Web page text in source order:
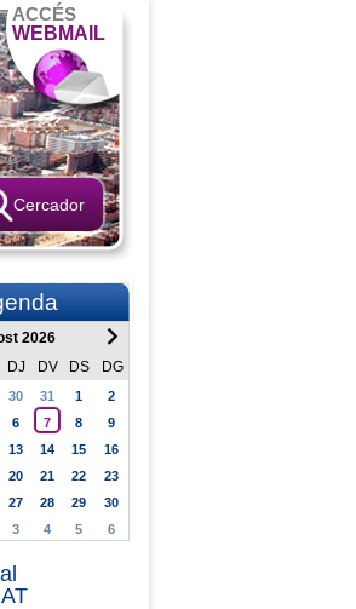
ACCÉS
WEBMAIL
Cercador
2026
DJ DV DS DG
30 31 1
2
6 7 8
9
13 14 15
16
20 21 22
23
27 28 29
30
3 4 5 6